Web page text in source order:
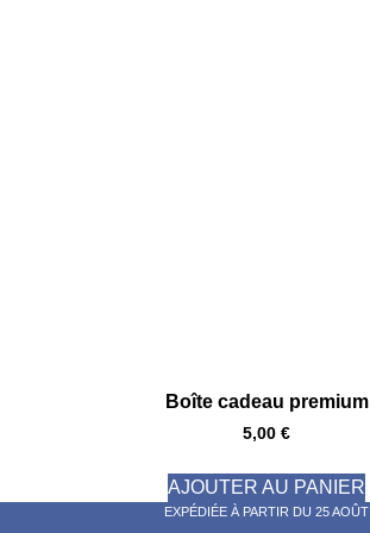
Boîte cadeau premium
5,00 €
AJOUTER AU PANIER
EXPÉDIÉE À PARTIR DU 25 AOÛT